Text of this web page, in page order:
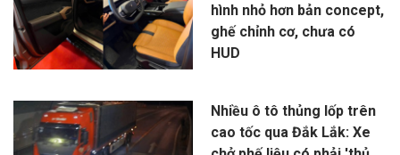
hình nhỏ hơn bản concept,
ghế chỉnh cơ, chưa có
HUD
Nhiều ô tô thủng lốp trên
cao tốc qua Đắk Lắk: Xe